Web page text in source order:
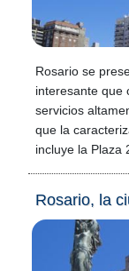
Rosario se
interesante que
servicios
que la
incluye la Plaza
Rosario, la